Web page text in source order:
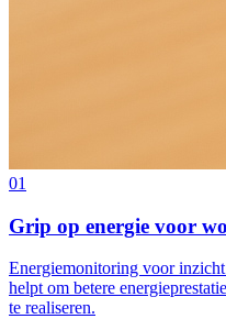
01
Grip op energie voor
Energiemonitoring voor
helpt om betere
te realiseren.